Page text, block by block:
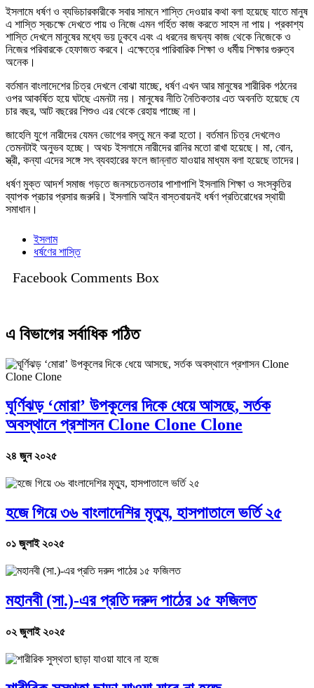
ইসলামে ধর্ষণ ও ব্যভিচারকারীকে সবার সামনে শাস্তি দেওয়ার কথা বলা হয়েছে যাতে মানুষ
এ শাস্তি স্বচক্ষে দেখতে পায় ও নিজে এমন গর্হিত কাজ করতে সাহস না পায়। প্রকাশ্য
শাস্তি দেখলে মানুষের মধ্যে ভয় ঢুকবে এবং এ ধরনের জঘন্য কাজ থেকে নিজেকে ও
নিজের পরিবারকে হেফাজত করবে। এক্ষেত্রে পারিবারিক শিক্ষা ও ধর্মীয় শিক্ষার গুরুত্ব
অনেক।
বর্তমান বাংলাদেশের চিত্র দেখলে বোঝা যাচ্ছে, ধর্ষণ এখন আর মানুষের শারীরিক গঠনের
ওপর আকর্ষিত হয়ে ঘটছে এমনটা নয়। মানুষের নীতি নৈতিকতার এত অবনতি হয়েছে যে
চার বছর, আট বছরের শিশুও এর থেকে রেহায় পাচ্ছে না।
জাহেলি যুগে নারীদের যেমন ভোগের বস্তু মনে করা হতো। বর্তমান চিত্র দেখলেও
তেমনটাই অনুভব হচ্ছে। অথচ ইসলামে নারীদের রানির মতো রাখা হয়েছে। মা, বোন,
স্ত্রী, কন্যা এদের সঙ্গে সৎ ব্যবহারের ফলে জান্নাত যাওয়ার মাধ্যম বলা হয়েছে তাদের।
ধর্ষণ মুক্ত আদর্শ সমাজ গড়তে জনসচেতনতার পাশাপাশি ইসলামি শিক্ষা ও সংস্কৃতির
ব্যাপক প্রচার প্রসার জরুরি। ইসলামি আইন বাস্তবায়নই ধর্ষণ প্রতিরোধের স্থায়ী
সমাধান।
ইসলাম
ধর্ষণের শাস্তি
Facebook Comments Box
এ বিভাগের সর্বাধিক পঠিত
ঘূর্ণিঝড় ‘মোরা’ উপকূলের দিকে ধেয়ে আসছে, সর্তক
অবস্থানে প্রশাসন Clone Clone Clone
২৪ জুন ২০২৫
হজে গিয়ে ৩৬ বাংলাদেশির মৃত্যু, হাসপাতালে ভর্তি ২৫
০১ জুলাই ২০২৫
মহানবী (সা.)-এর প্রতি দরুদ পাঠের ১৫ ফজিলত
০২ জুলাই ২০২৫